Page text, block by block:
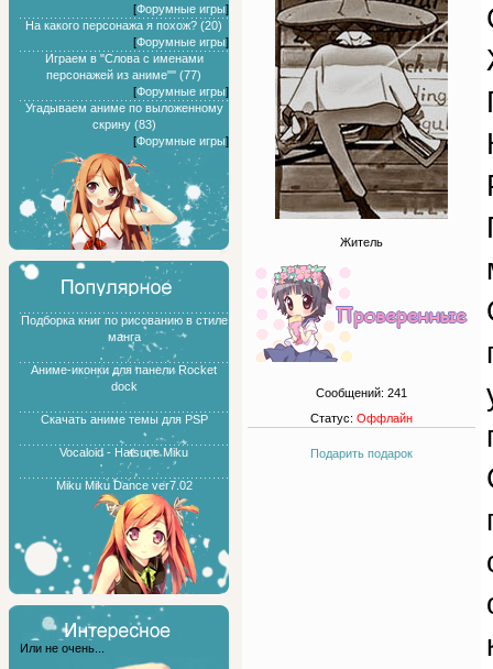
[Форумные игры]
На какого персонажа я похож? (20)
[Форумные игры]
Играем в "Слова с именами
персонажей из аниме"" (77)
[Форумные игры]
Угадываем аниме по выложенному
скрину (83)
[Форумные игры]
Подборка книг по рисованию в стиле
манга
Аниме-иконки для панели Rocket
dock
Скачать аниме темы для PSP
Vocaloid - Hatsune Miku
Miku Miku Dance ver7.02
Или не очень...
Житель
Сообщений: 241
Статус: Оффлайн
Подарить подарок